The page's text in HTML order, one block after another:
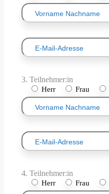
3. Teilnehmer:in
Herr Frau
4. Teilnehmer:in
Herr Frau